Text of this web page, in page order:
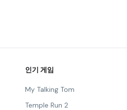
인기 게임
My Talking Tom
Temple Run 2